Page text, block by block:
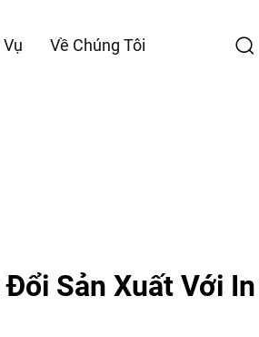
Vụ Về Chúng Tôi
Sản Xuất Với